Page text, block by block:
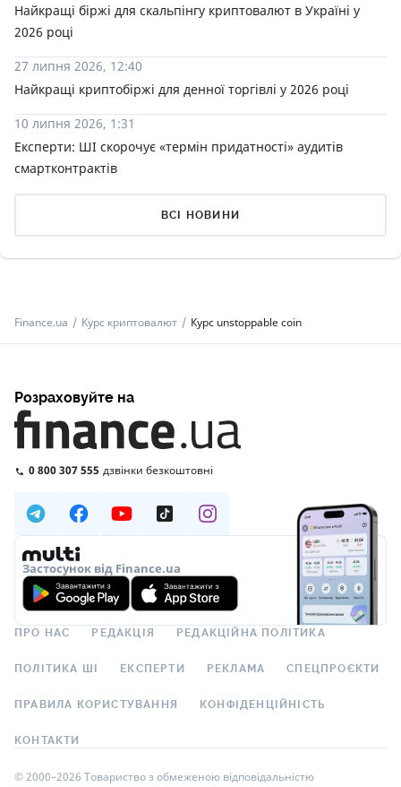
Найкращі біржі для скальпінгу криптовалют в Україні у
2026 році
27 липня 2026, 12:40
Найкращі криптобіржі для денної торгівлі у 2026 році
10 липня 2026, 1:31
Експерти: ШІ скорочує «термін придатності» аудитів
смартконтрактів
ВСІ НОВИНИ
Finance.ua Курс криптовалют Курс unstoppable coin
Розраховуйте на
0 800 307 555 дзвінки безкоштовні
Застосунок від Finance.ua
ПРО НАС РЕДАКЦІЯ РЕДАКЦІЙНА ПОЛІТИКА
ПОЛІТИКА ШІ ЕКСПЕРТИ РЕКЛАМА СПЕЦПРОЄКТИ
ПРАВИЛА КОРИСТУВАННЯ КОНФІДЕНЦІЙНІСТЬ
КОНТАКТИ
© 2000–2026 Товариство з обмеженою відповідальністю